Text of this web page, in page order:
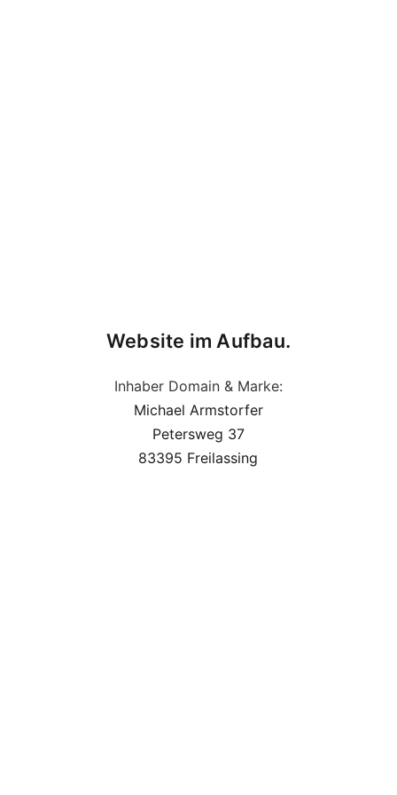
Website im Aufbau.
Inhaber Domain & Marke:
Michael Armstorfer
Petersweg 37
83395 Freilassing